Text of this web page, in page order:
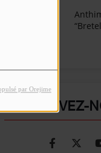
par Orejime
RETROUVEZ-